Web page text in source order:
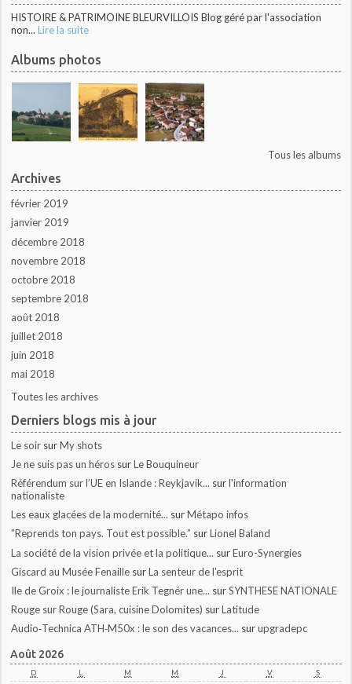
HISTOIRE & PATRIMOINE BLEURVILLOIS Blog géré par l'association
non... Lire la suite
Albums photos
Tous les albums
Archives
février 2019
janvier 2019
décembre 2018
novembre 2018
octobre 2018
septembre 2018
août 2018
juillet 2018
juin 2018
mai 2018
Toutes les archives
Derniers blogs mis à jour
Le soir surMy shots
Je ne suis pas un héros surLe Bouquineur
Référendum sur l’UE en Islande : Reykjavik... surl'information
nationaliste
Les eaux glacées de la modernité... surMétapo infos
”Reprends ton pays. Tout est possible.” surLionel Baland
La société de la vision privée et la politique... surEuro-Synergies
Giscard au Musée Fenaille surLa senteur de l'esprit
Ile de Groix : le journaliste Erik Tegnér une... surSYNTHESE NATIONALE
Rouge sur Rouge (Sara, cuisine Dolomites) surLatitude
Audio‑Technica ATH‑M50x : le son des vacances... surupgradepc
Août 2026
D L M M J V S